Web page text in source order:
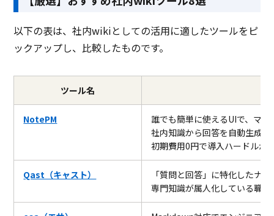
以下の表は、社内wikiとしての活用に適したツールをピ
ックアップし、比較したものです。
ツール名
NotePM
誰でも簡単に使えるUIで、マ
社内知識から回答を自動生成
初期費用0円で導入ハードルが
Qast（キャスト）
「質問と回答」に特化したナ
専門知識が属人化している職